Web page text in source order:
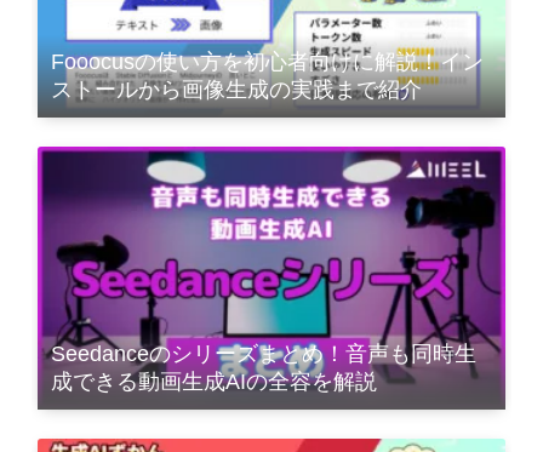
Fooocusの使い方を初心者向けに解説！イン
ストールから画像生成の実践まで紹介
Seedanceのシリーズまとめ！音声も同時生
成できる動画生成AIの全容を解説